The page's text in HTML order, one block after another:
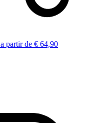
a partir de € 64,90